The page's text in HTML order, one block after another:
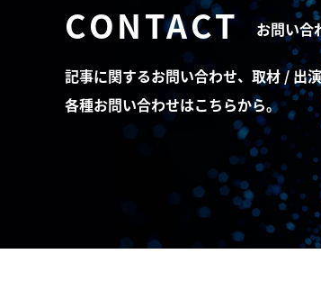
CONTACT お問い合
記事に関するお問い合わせ、取材 / 出
各種お問い合わせはこちらから。